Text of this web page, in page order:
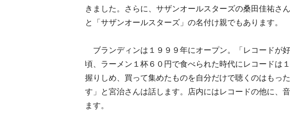
きました。さらに、サザンオールスターズの桑田佳祐さ
と「サザンオールスターズ」の名付け親でもあります。
ブランディンは１９９９年にオープン。「レコードが
頃、ラーメン１杯６０円で食べられた時代にレコードは
握りしめ、買って集めたものを自分だけで聴くのはもっ
す」と宮治さんは話します。店内にはレコードの他に、
ます。